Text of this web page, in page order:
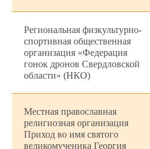
Региональная физкультурно-
спортивная общественная
организация «Федерация
гонок дронов Свердловской
области» (НКО)
Местная православная
религиозная организация
Приход во имя святого
великомученика Георгия